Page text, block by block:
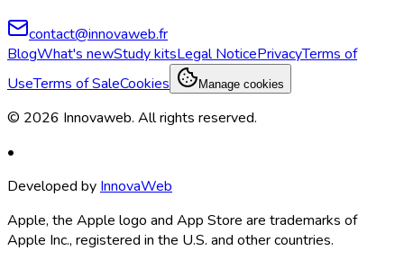
contact@innovaweb.fr
BlogWhat's newStudy kitsLegal NoticePrivacyTerms of
UseTerms of SaleCookies Manage cookies
© 2026 Innovaweb. All rights reserved.
•
Developed by InnovaWeb
Apple, the Apple logo and App Store are trademarks of
Apple Inc., registered in the U.S. and other countries.